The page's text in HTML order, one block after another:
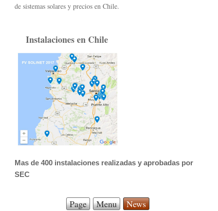
de sistemas solares y precios en Chile.
Instalaciones en Chile
Mas de 400 instalaciones realizadas y aprobadas por
SEC
Page Menu News